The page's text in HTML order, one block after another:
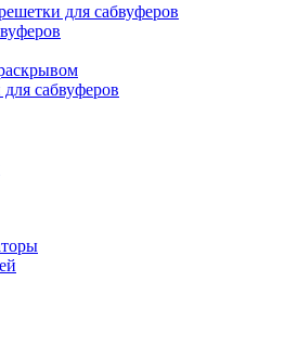
для сабвуферов
сабвуферов